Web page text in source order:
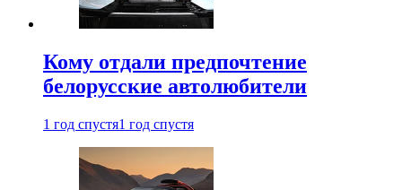
Кому отдали предпочтение
белорусские автолюбители
1 год спустя1 год спустя